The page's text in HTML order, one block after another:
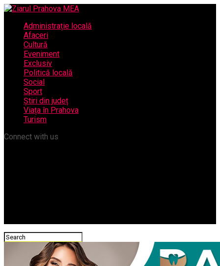
Administrație locală
Afaceri
Cultură
Eveniment
Exclusiv
Politică locală
Social
Sport
Știri din județ
Viața în Prahova
Turism
Connect with us